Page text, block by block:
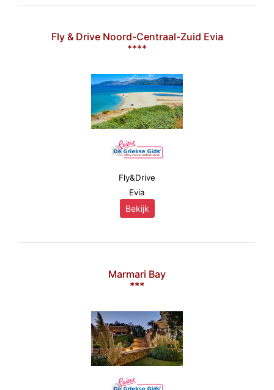
Fly & Drive Noord-Centraal-Zuid Evia
****
Fly&Drive
Evia
Bekijk
Marmari Bay
***